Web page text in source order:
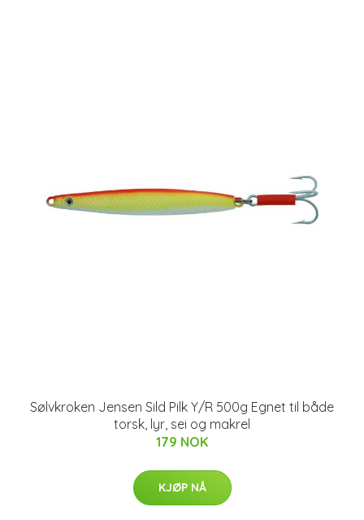
Sølvkroken Jensen Sild Pilk Y/R 500g Egnet til både
torsk, lyr, sei og makrel
179 NOK
KJØP NÅ